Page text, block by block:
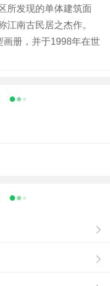
所发现的单体建筑面
江南古民居之杰作。
画册，并于1998年在世
建筑界专家的关注。
6个大厅、12个小
精美绝伦，所有的
，曾赠与“学到会时